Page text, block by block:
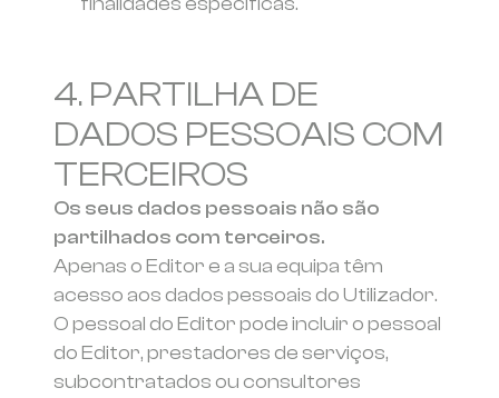
4. PARTILHA DE
DADOS PESSOAIS COM
TERCEIROS
Os seus dados pessoais não são
partilhados com terceiros.
Apenas o Editor e a sua equipa têm
acesso aos dados pessoais do Utilizador.
O pessoal do Editor pode incluir o pessoal
do Editor, prestadores de serviços,
subcontratados ou consultores